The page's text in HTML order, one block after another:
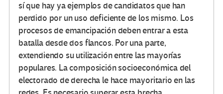
sí que hay ya ejemplos de candidatos que han
perdido por un uso deficiente de los mismo. Los
procesos de emancipación deben entrar a esta
batalla desde dos flancos. Por una parte,
extendiendo su utilización entre las mayorías
populares. La composición socioeconómica del
electorado de derecha le hace mayoritario en las